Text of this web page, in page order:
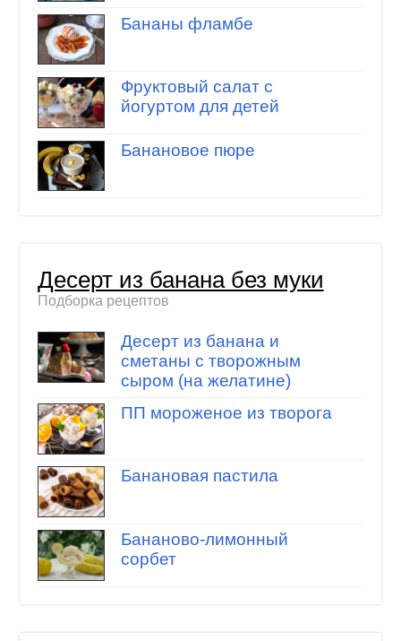
Бананы фламбе
Фруктовый салат с
йогуртом для детей
Банановое пюре
Десерт из банана без муки
Подборка рецептов
Десерт из банана и
сметаны с творожным
сыром (на желатине)
ПП мороженое из творога
Банановая пастила
Бананово-лимонный
сорбет